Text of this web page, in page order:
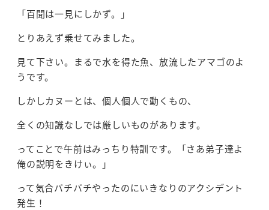
「百聞は一見にしかず。」
とりあえず乗せてみました。
見て下さい。まるで水を得た魚、放流したアマゴのよ
うです。
しかしカヌーとは、個人個人で動くもの、
全くの知識なしでは厳しいものがあります。
ってことで午前はみっちり特訓です。「さあ弟子達よ
俺の説明をきけぃ。」
って気合バチバチやったのにいきなりのアクシデント
発生！